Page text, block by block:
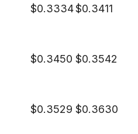
$0.3334$0.3411
$0.3450 $0.3542
$0.3529 $0.3630